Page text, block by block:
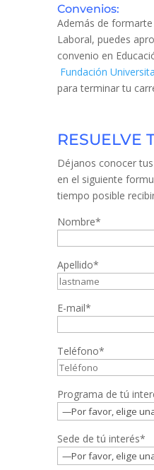
Convenios:
Además de
Laboral, puedes
convenio en
Fundación
para terminar tu
RESUELVE
Déjanos conocer
en el siguiente
tiempo posible
Nombre*
Apellido*
E-mail*
Teléfono*
Programa de tú
Sede de tú interés*